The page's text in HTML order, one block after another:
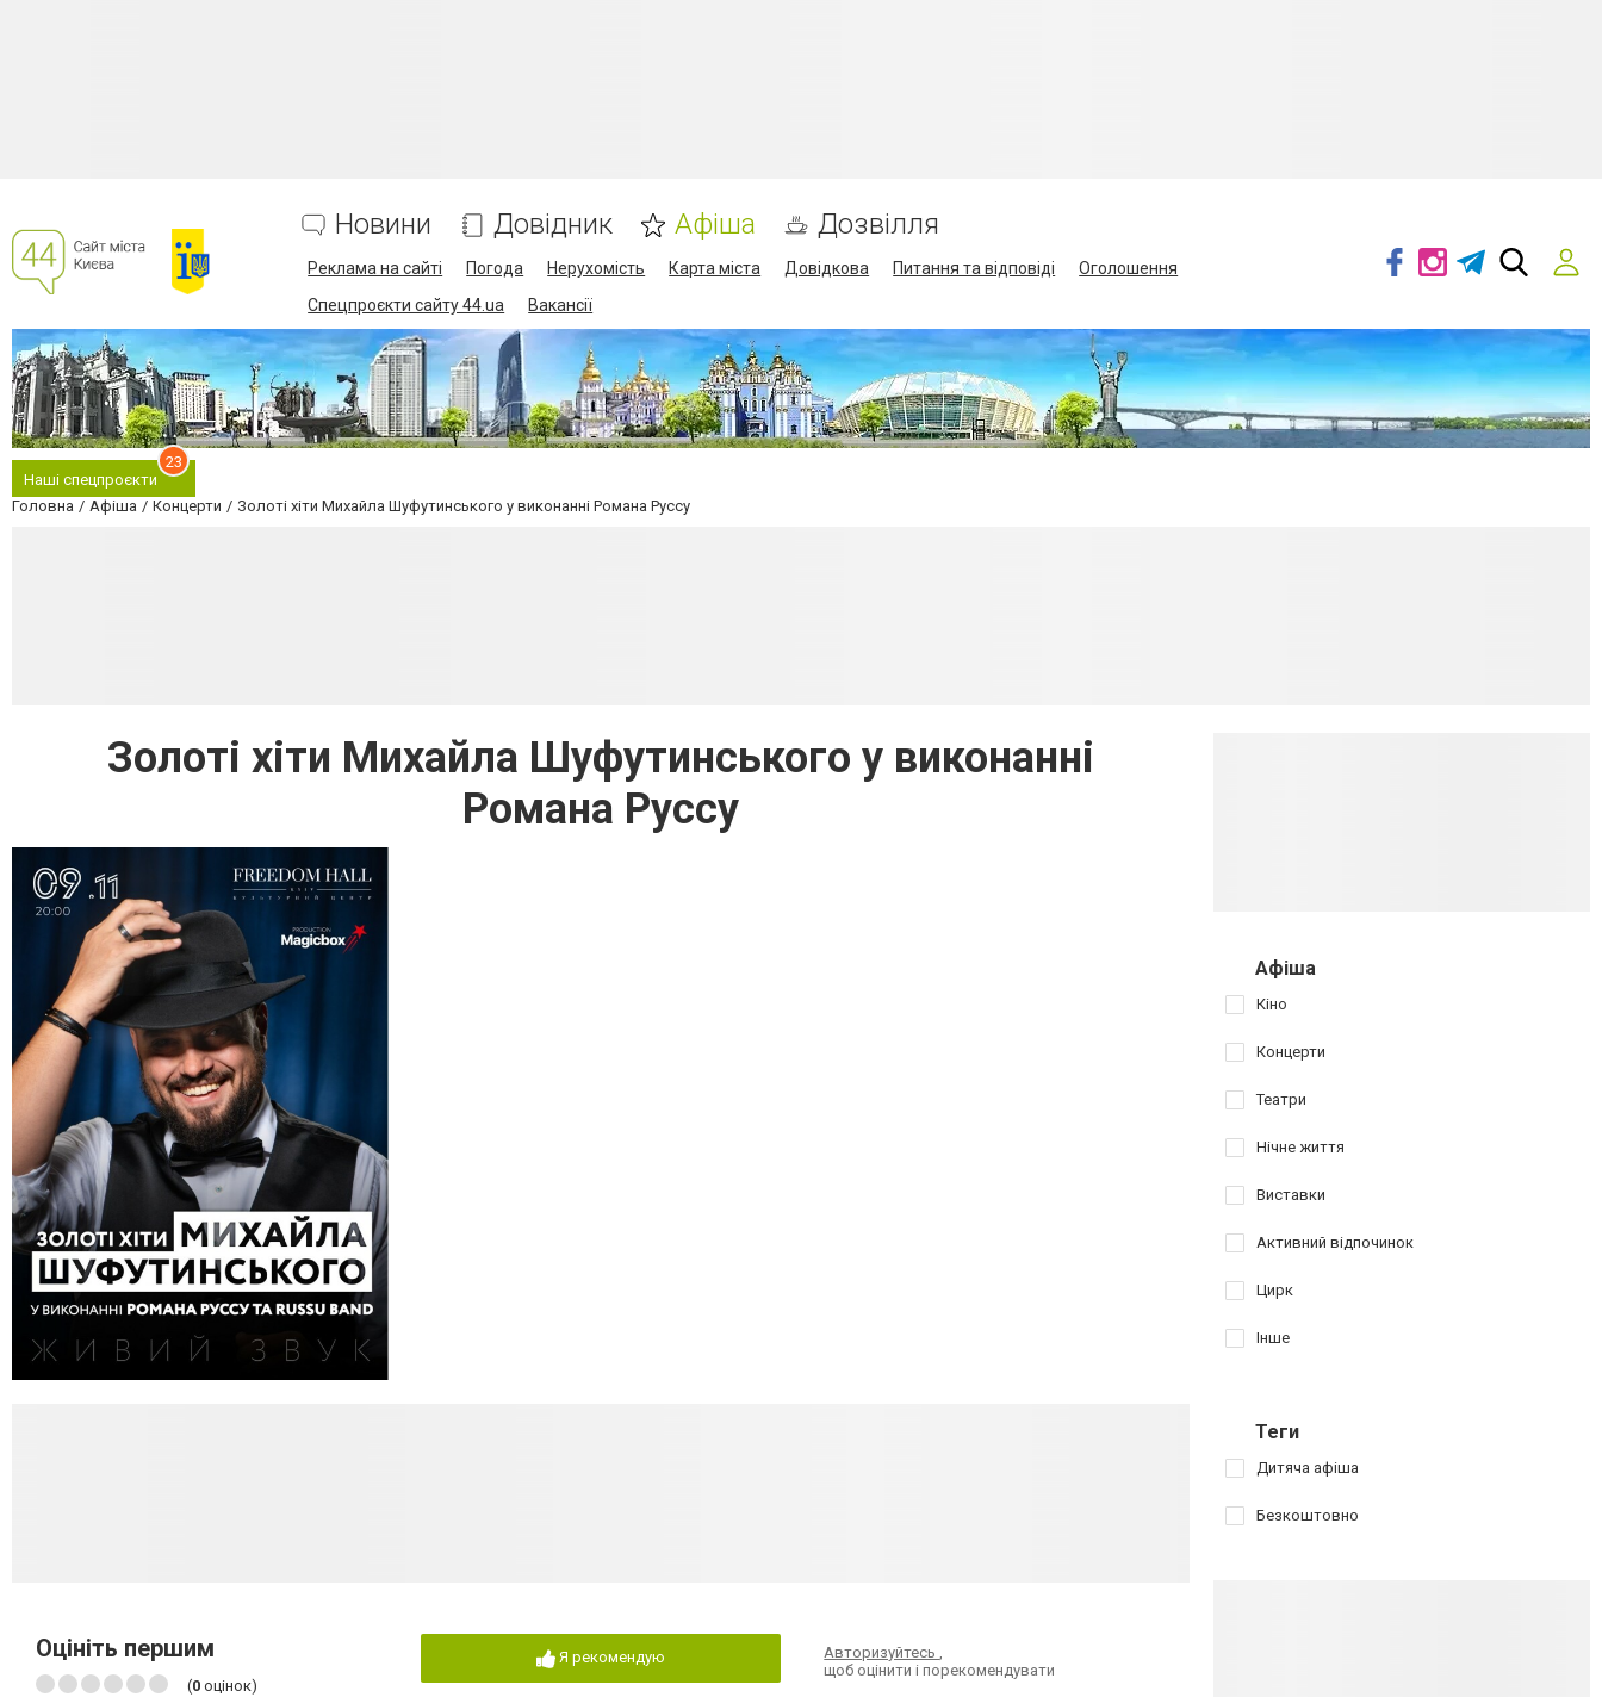
Новини Довідник Афіша Дозвілля
Реклама на сайті Погода Нерухомість Карта міста Довідкова Питання та відповіді
Оголошення
Спецпроєкти сайту 44.ua
Вакансії
Наші спецпроєкти
23
Головна Афіша Концерти Золоті хіти Михайла Шуфутинського у виконанні Романа Руссу
Золоті хіти Михайла Шуфутинського у виконанні
Романа Руссу
Оцініть першим
(0 оцінок)
Я рекомендую Авторизуйтесь,
щоб оцінити і порекомендувати
Афіша
Кіно
Концерти
Театри
Нічне життя
Виставки
Активний відпочинок
Цирк
Інше
Теги
Дитяча афіша
Безкоштовно